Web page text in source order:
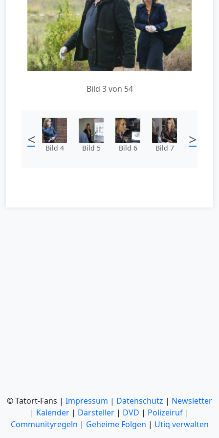
Bild 3 von 54
< Bild 4 Bild 5 Bild 6 Bild 7 >
© Tatort-Fans | Impressum | Datenschutz | Newsletter
| Kalender | Darsteller | DVD | Polizeiruf |
Communityregeln | Geheime Folgen | Utiq verwalten